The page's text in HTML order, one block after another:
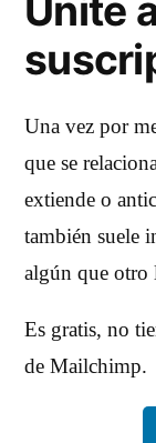
Unite
Una vez por
que se
extiende o
también suele
algún que otro
Es gratis, no
de Mailchimp.